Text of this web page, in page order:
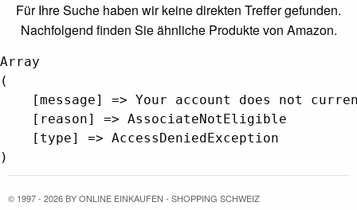
Für Ihre Suche haben wir keine direkten Treffer gefunden.
Nachfolgend finden Sie ähnliche Produkte von Amazon.
Array
(
[message] => Your account does not
    [reason] => AssociateNotEligible
    [type] => AccessDeniedException
© 1997 - 2026 BY ONLINE EINKAUFEN - SHOPPING SCHWEIZ